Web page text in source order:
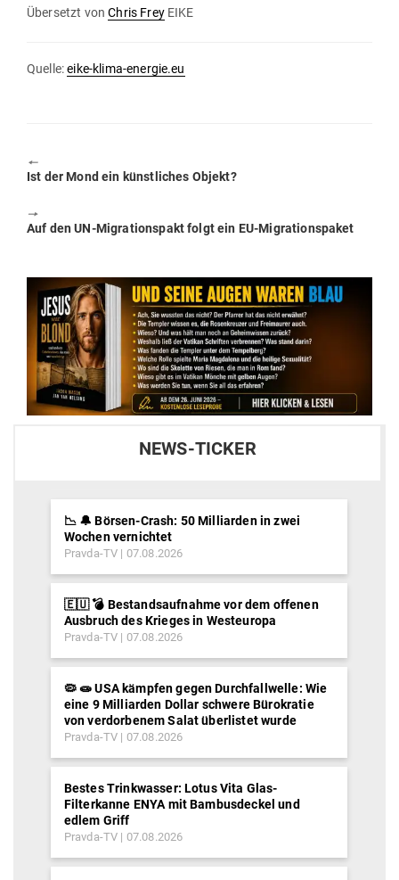
Über­setzt vonChris FreyEIKE
Quelle:eike-klima-energie.eu
🠔
Previous
Ist der Mond ein künst­liches Objekt?
🠖
Next
Auf den UN-Migra­ti­onspakt folgt ein EU-Migrationspaket
NEWS-TICKER
📉 🔔 Börsen-Crash: 50 Milliarden in zwei
Wochen vernichtet
Pravda-TV 07.08.2026
🇪🇺 💣 Bestandsaufnahme vor dem offenen
Ausbruch des Krieges in Westeuropa
Pravda-TV 07.08.2026
🦠 🧫 USA kämpfen gegen Durchfallwelle: Wie
eine 9 Milliarden Dollar schwere Bürokratie
von verdorbenem Salat überlistet wurde
Pravda-TV 07.08.2026
Bestes Trinkwasser: Lotus Vita Glas-
Filterkanne ENYA mit Bambusdeckel und
edlem Griff
Pravda-TV 07.08.2026